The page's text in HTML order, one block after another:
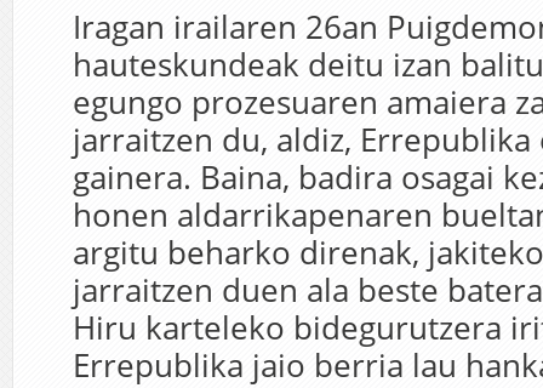
Iragan irailaren 26an
hauteskundeak deitu izan
egungo prozesuaren amaiera
jarraitzen du, aldiz, Errepublika
gainera. Baina, badira osagai
honen aldarrikapenaren
argitu beharko direnak,
jarraitzen duen ala beste
Hiru karteleko bidegurutzera
Errepublika jaio berria lau